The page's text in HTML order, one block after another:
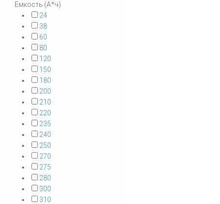
Емкость (А*ч)
24
38
60
80
120
150
180
200
210
220
235
240
250
270
275
280
300
310